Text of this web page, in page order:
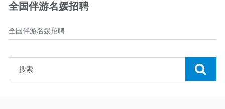
全国伴游名媛招聘
全国伴游名媛招聘